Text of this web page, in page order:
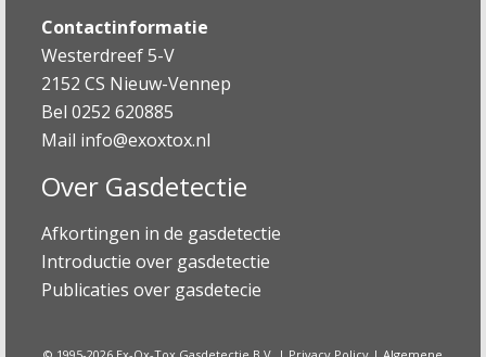
Contactinformatie
Westerdreef 5-V
2152 CS Nieuw-Vennep
Bel 0252 620885
Mail info@exoxtox.nl
Over Gasdetectie
Afkortingen in de gasdetectie
Introductie over gasdetectie
Publicaties over gasdetecie